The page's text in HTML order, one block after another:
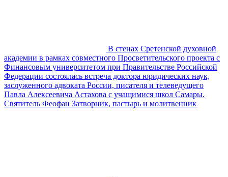
В стенах Сретенской духовной
академии в рамках совместного Просветительского проекта с
Финансовым университетом при Правительстве Российской
Федерации состоялась встреча доктора юридических наук,
заслуженного адвоката России, писателя и телеведущего
Павла Алексеевича Астахова с учащимися школ Самары.
Святитель Феофан Затворник, пастырь и молитвенник